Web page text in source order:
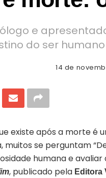
e
do ser
14 de
existe após a morte é
muitos se perguntam
humana e
, publicado pela Editora